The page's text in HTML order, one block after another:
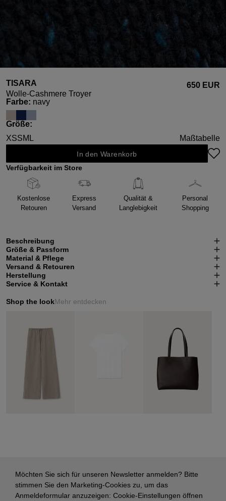
TISARA
Wolle-Cashmere Troyer
650 EUR
Farbeauswählen
: navy
Größeauswählen
:
XSSM L Maßtabelle
In den Warenkorb
Verfügbarkeit im Store
Kostenlose
Retouren
Express
Versand
Qualität &
Langlebigkeit
Personal
Shopping
Beschreibung
Größe & Passform
Material & Pflege
Versand & Retouren
Herstellung
Service & Kontakt
Shop the lookMehr entdecken
Möchten Sie sich für unseren Newsletter anmelden? Bitte
stimmen Sie den Marketing-Cookies zu, um das
Anmeldeformular anzuzeigen: Cookie-Einstellungen öffnen